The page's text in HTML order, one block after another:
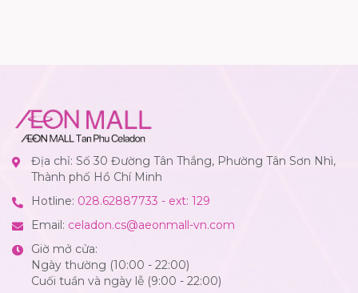
Địa chỉ: Số 30 Đường Tân Thắng, Phường Tân Sơn Nhì,
Thành phố Hồ Chí Minh
Hotline: 028.62887733 - ext: 129
Email: celadon.cs@aeonmall-vn.com
Giờ mở cửa:
Ngày thường (10:00 - 22:00)
Cuối tuần và ngày lễ (9:00 - 22:00)